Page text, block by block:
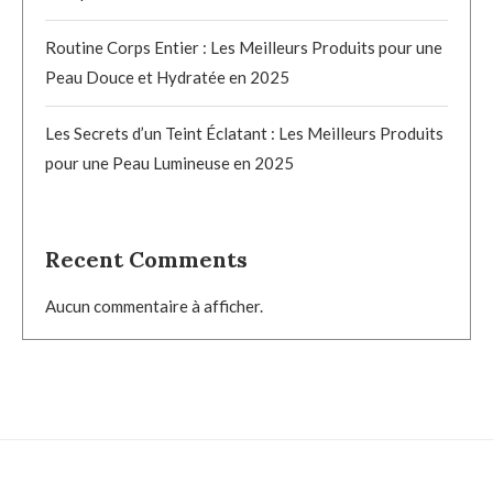
Routine Corps Entier : Les Meilleurs Produits pour une
Peau Douce et Hydratée en 2025
Les Secrets d’un Teint Éclatant : Les Meilleurs Produits
pour une Peau Lumineuse en 2025
Recent Comments
Aucun commentaire à afficher.